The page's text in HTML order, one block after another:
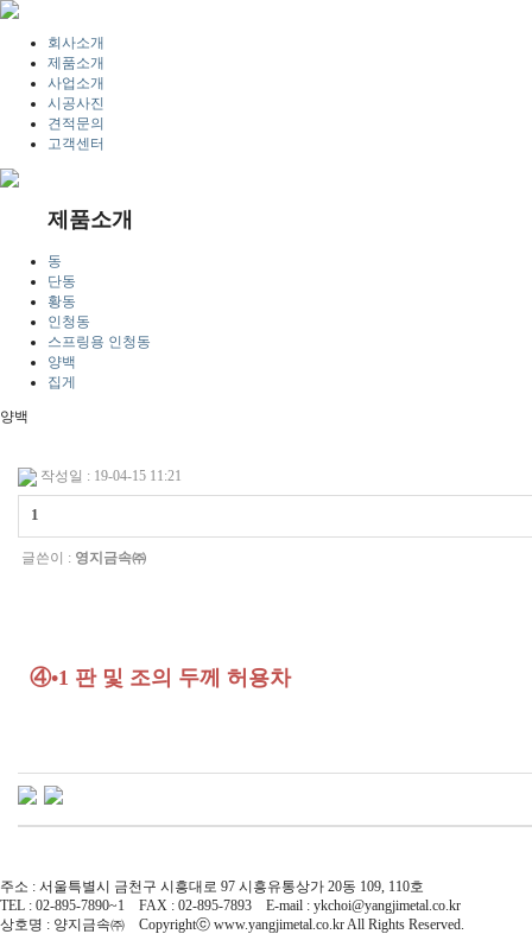
회사소개
제품소개
사업소개
시공사진
견적문의
고객센터
제품소개
동
단동
황동
인청동
스프링용 인청동
양백
집게
양백
작성일 : 19-04-15 11:21
1
글쓴이 : 영지금속㈜
④•1 판 및 조의 두께 허용차
주소 : 서울특별시 금천구 시흥대로 97 시흥유통상가 20동 109, 110호
TEL : 02-895-7890~1 FAX : 02-895-7893 E-mail : ykchoi@yangjimetal.co.kr
상호명 : 양지금속㈜ Copyrightⓒ www.yangjimetal.co.kr All Rights Reserved.